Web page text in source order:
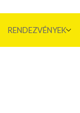
RENDEZVÉNYEK